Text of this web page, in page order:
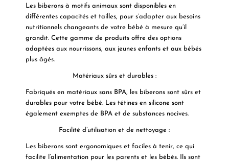
Les biberons à motifs animaux sont disponibles en
différentes capacités et tailles, pour s’adapter aux besoins
nutritionnels changeants de votre bébé à mesure qu’il
grandit. Cette gamme de produits offre des options
adaptées aux nourrissons, aux jeunes enfants et aux bébés
plus âgés.
Matériaux sûrs et durables :
Fabriqués en matériaux sans BPA, les biberons sont sûrs et
durables pour votre bébé. Les tétines en silicone sont
également exemptes de BPA et de substances nocives.
Facilité d’utilisation et de nettoyage :
Les biberons sont ergonomiques et faciles à tenir, ce qui
facilite l’alimentation pour les parents et les bébés. Ils sont